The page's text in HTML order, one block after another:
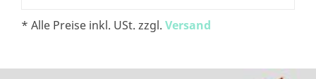
* Alle Preise inkl. USt. zzgl. Versand